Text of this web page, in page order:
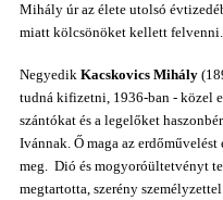
Mihály úr az élete utolsó
miatt kölcsönöket kellett felvenni.
Negyedik Kacskovics Mihály
tudná kifizetni, 1936-ban - közel
szántókat és a legelőket
Ivánnak. Ő maga az
meg. Dió és mogyoróültetvényt
megtartotta, szerény